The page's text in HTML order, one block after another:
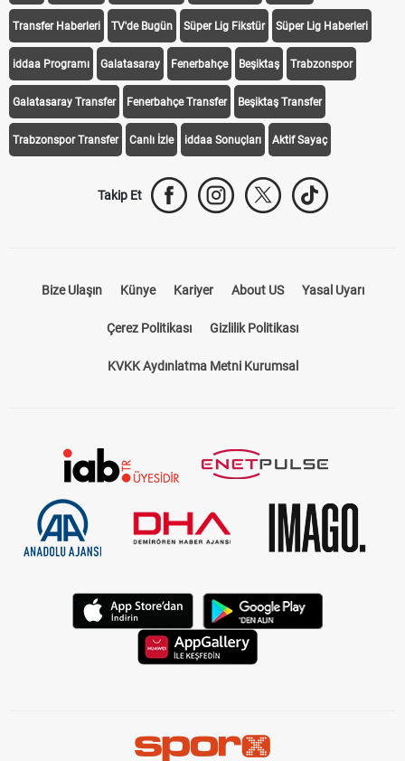
Transfer Haberleri TV'de Bugün Süper Lig Fikstür Süper Lig Haberleri
iddaa Programı Galatasaray Fenerbahçe Beşiktaş Trabzonspor
Galatasaray Transfer Fenerbahçe Transfer Beşiktaş Transfer
Trabzonspor Transfer Canlı İzle iddaa Sonuçları Aktif Sayaç
Takip Et
Bize Ulaşın Künye Kariyer About US Yasal Uyarı
Çerez Politikası Gizlilik Politikası
KVKK Aydınlatma Metni Kurumsal